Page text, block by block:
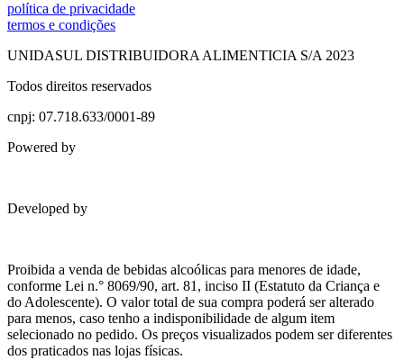
política de privacidade
termos e condições
UNIDASUL DISTRIBUIDORA ALIMENTICIA S/A 2023
Todos direitos reservados
cnpj: 07.718.633/0001-89
Powered by
Developed by
Proibida a venda de bebidas alcoólicas para menores de idade,
conforme Lei n.° 8069/90, art. 81, inciso II (Estatuto da Criança e
do Adolescente). O valor total de sua compra poderá ser alterado
para menos, caso tenho a indisponibilidade de algum item
selecionado no pedido. Os preços visualizados podem ser diferentes
dos praticados nas lojas físicas.